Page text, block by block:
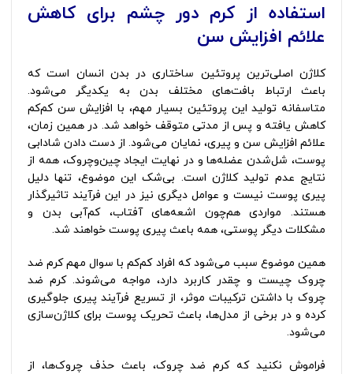
استفاده از کرم دور چشم برای کاهش
علائم افزایش سن
کلاژن اصلی‌ترین پروتئین ساختاری در بدن انسان است که
باعث ارتباط بافت‌های مختلف بدن به یکدیگر می‌شود.
متاسفانه تولید این پروتئین بسیار مهم، با افزایش سن کم‌کم
کاهش یافته و پس از مدتی متوقف خواهد شد. در همین زمان،
علائم افزایش سن و پیری، نمایان می‌شود. از دست دادن شادابی
پوست، شل‌شدن عضله‌ها و در نهایت ایجاد چین‌وچروک، همه از
نتایج عدم تولید کلاژن است. بی‌شک این موضوع، تنها دلیل
پیری پوست نیست و عوامل دیگری نیز در این فرآیند تاثیرگذار
هستند. مواردی هم‌چون اشعه‌های آفتاب، کم‌آبی بدن و
مشکلات دیگر پوستی، همه باعث پیری پوست خواهند شد.
همین موضوع سبب می‌شود که افراد کم‌کم با سوال مهم کرم ضد
چروک چیست و چقدر کاربرد دارد، مواجه می‌شوند. کرم ضد
چروک با داشتن ترکیبات موثر، از تسریع فرآیند پیری جلوگیری
کرده و در برخی از مدل‌ها، باعث تحریک پوست برای کلاژن‌سازی
می‌شود.
فراموش نکنید که کرم ضد چروک، باعث حذف چروک‌ها، از